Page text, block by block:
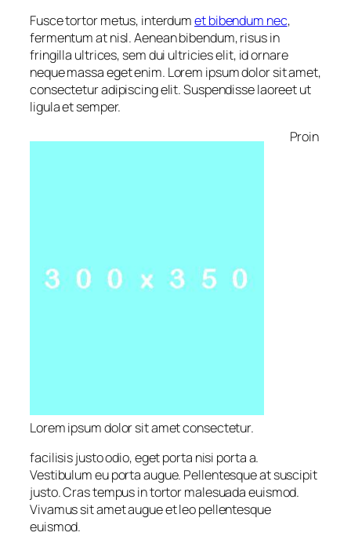
Fusce tortor metus, interdumet bibendum nec,
fermentum at nisl. Aenean bibendum, risus in
fringilla ultrices, sem dui ultricies elit, id ornare
neque massa eget enim. Lorem ipsum dolor sit amet,
consectetur adipiscing elit. Suspendisse laoreet ut
ligula et semper.
Lorem ipsum dolor sit amet consectetur.
Proin
facilisis justo odio, eget porta nisi porta a.
Vestibulum eu porta augue. Pellentesque at suscipit
justo. Cras tempus in tortor malesuada euismod.
Vivamus sit amet augue et leo pellentesque
euismod.